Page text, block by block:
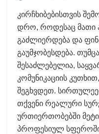
კირჩხიბებისთვის
დრო, როდესაც მათი
გაძლიერდება და
გაუმჯობესდება.
შესაძლებელია,
კომუნიკაციის
შეგხვდეთ.
თქვენი რეალური
ურთიერთობებში
პროფესიულ სფეროში